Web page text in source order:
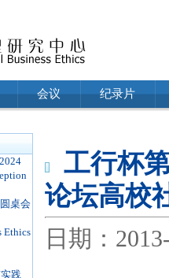
会议 纪录片
桌会
Ethics
践
工行杯
论坛高校
日期：